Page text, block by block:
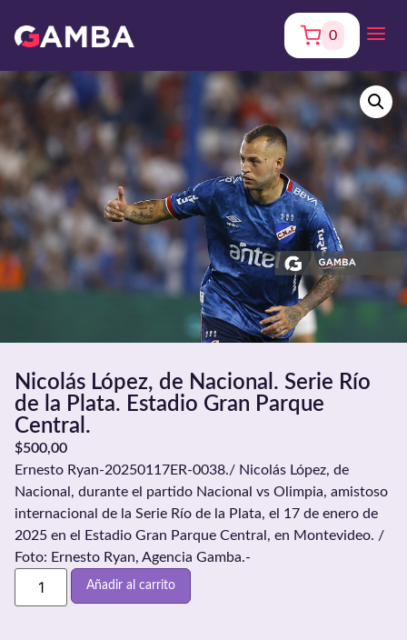
0
Nicolás López, de Nacional. Serie Río
de la Plata. Estadio Gran Parque
Central.
$500,00
Ernesto Ryan-20250117ER-0038./ Nicolás López, de
Nacional, durante el partido Nacional vs Olimpia, amistoso
internacional de la Serie Río de la Plata, el 17 de enero de
2025 en el Estadio Gran Parque Central, en Montevideo. /
Foto: Ernesto Ryan, Agencia Gamba.-
Añadir al carrito